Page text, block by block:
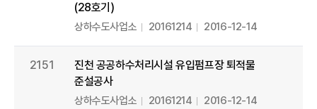
(28호기)
상하수도사업소 20161214 2016-12-14
2151
진천 공공하수처리시설 유입펌프장 퇴적물
준설공사
상하수도사업소 20161214 2016-12-14